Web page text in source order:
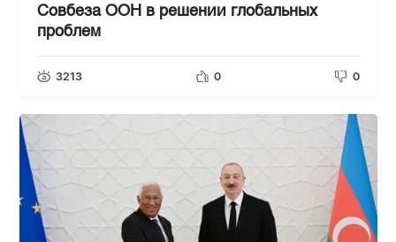
Совбеза ООН в решении глобальных
проблем
3213 0 0